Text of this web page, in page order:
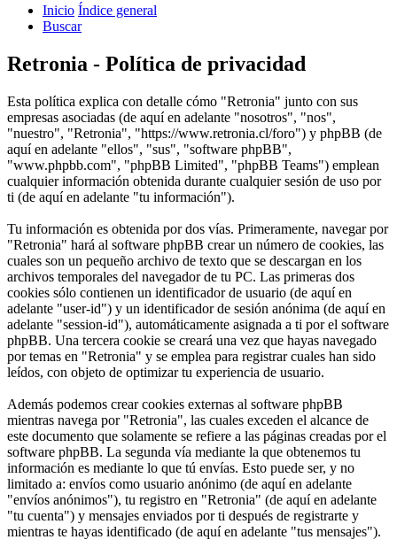
Inicio Índice general
Buscar
Retronia - Política de privacidad
Esta política explica con detalle cómo "Retronia" junto con sus
empresas asociadas (de aquí en adelante "nosotros", "nos",
"nuestro", "Retronia", "https://www.retronia.cl/foro") y phpBB (de
aquí en adelante "ellos", "sus", "software phpBB",
"www.phpbb.com", "phpBB Limited", "phpBB Teams") emplean
cualquier información obtenida durante cualquier sesión de uso por
ti (de aquí en adelante "tu información").
Tu información es obtenida por dos vías. Primeramente, navegar por
"Retronia" hará al software phpBB crear un número de cookies, las
cuales son un pequeño archivo de texto que se descargan en los
archivos temporales del navegador de tu PC. Las primeras dos
cookies sólo contienen un identificador de usuario (de aquí en
adelante "user-id") y un identificador de sesión anónima (de aquí en
adelante "session-id"), automáticamente asignada a ti por el software
phpBB. Una tercera cookie se creará una vez que hayas navegado
por temas en "Retronia" y se emplea para registrar cuales han sido
leídos, con objeto de optimizar tu experiencia de usuario.
Además podemos crear cookies externas al software phpBB
mientras navega por "Retronia", las cuales exceden el alcance de
este documento que solamente se refiere a las páginas creadas por el
software phpBB. La segunda vía mediante la que obtenemos tu
información es mediante lo que tú envías. Esto puede ser, y no
limitado a: envíos como usuario anónimo (de aquí en adelante
"envíos anónimos"), tu registro en "Retronia" (de aquí en adelante
"tu cuenta") y mensajes enviados por ti después de registrarte y
mientras te hayas identificado (de aquí en adelante "tus mensajes").